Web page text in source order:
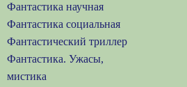
Фантастика научная
Фантастика социальная
Фантастический триллер
Фантастика. Ужасы,
мистика